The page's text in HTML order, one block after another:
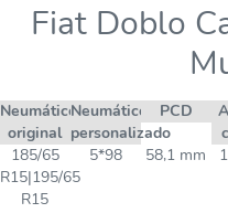
Fiat Doblo
Neumático
original
Neumático
personalizado
PCD
185/65
R15|195/65
R15
5*98 58,1 mm